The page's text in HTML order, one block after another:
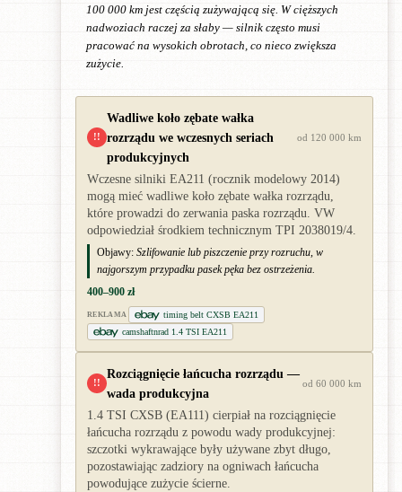
100 000 km jest częścią zużywającą się. W cięższych
nadwoziach raczej za słaby — silnik często musi
pracować na wysokich obrotach, co nieco zwiększa
zużycie.
!!
Wadliwe koło zębate wałka
rozrządu we wczesnych seriach
produkcyjnych
od 120 000 km
Wczesne silniki EA211 (rocznik modelowy 2014)
mogą mieć wadliwe koło zębate wałka rozrządu,
które prowadzi do zerwania paska rozrządu. VW
odpowiedział środkiem technicznym TPI 2038019/4.
Objawy: Szlifowanie lub piszczenie przy rozruchu, w
najgorszym przypadku pasek pęka bez ostrzeżenia.
400–900 zł
REKLAMA
timing belt CXSB EA211
camshaftnrad 1.4 TSI EA211
!!
Rozciągnięcie łańcucha rozrządu —
wada produkcyjna
od 60 000 km
1.4 TSI CXSB (EA111) cierpiał na rozciągnięcie
łańcucha rozrządu z powodu wady produkcyjnej:
szczotki wykrawające były używane zbyt długo,
pozostawiając zadziory na ogniwach łańcucha
powodujące zużycie ścierne.